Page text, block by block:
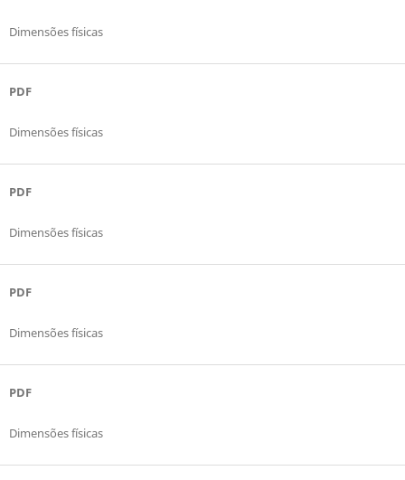
Dimensões físicas
PDF
Dimensões físicas
PDF
Dimensões físicas
PDF
Dimensões físicas
PDF
Dimensões físicas